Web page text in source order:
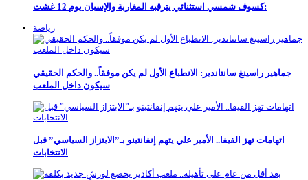
كسوف شمسي استثنائي يترقبه المغاربة والإسبان يوم 12 غشت:
رياضة
جماهير راسينغ سانتاندير: الانطباع الأول لم يكن موفقاً.. والحكم الحقيقي
سيكون داخل الملعب
اتهامات تهز الفيفا.. الأمير علي يتهم إنفانتينو بـ”الابتزاز السياسي” قبل
الانتخابات